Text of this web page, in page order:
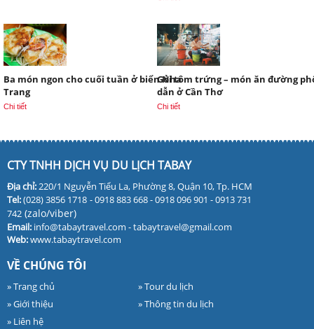
Ba món ngon cho cuối tuần ở biển Nha
Trang
Chi tiết
Gỏi tôm trứng – món ăn đường
dẫn ở Cần Thơ
Chi tiết
CTY TNHH DỊCH VỤ DU LỊCH TABAY
Địa chỉ:220/1 Nguyễn Tiểu La, Phường 8, Quận 10, Tp. HCM
Tel:(028) 3856 1718 - 0918 883 668 - 0918 096 901 - 0913 731
742 (zalo/viber)
Email: info@tabaytravel.com - tabaytravel@gmail.com
Web:www.tabaytravel.com
VỀ CHÚNG TÔI
» Trang chủ
» Tour du lịch
» Giới thiệu
» Thông tin du lịch
» Liên hệ